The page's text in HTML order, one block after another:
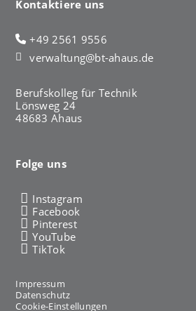
Kontaktiere uns
+49 2561 9556
verwaltung@bt-ahaus.de
Berufskolleg für Technik
Lönsweg 24
48683 Ahaus
Folge uns
Instagram
Facebook
Pinterest
YouTube
TikTok
Impressum
Datenschutz
Cookie-Einstellungen